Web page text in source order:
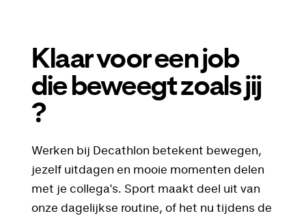
Klaar voor een job
die beweegt zoals jij
?
Werken bij Decathlon betekent bewegen,
jezelf uitdagen en mooie momenten delen
met je collega's. Sport maakt deel uit van
onze dagelijkse routine, of het nu tijdens de